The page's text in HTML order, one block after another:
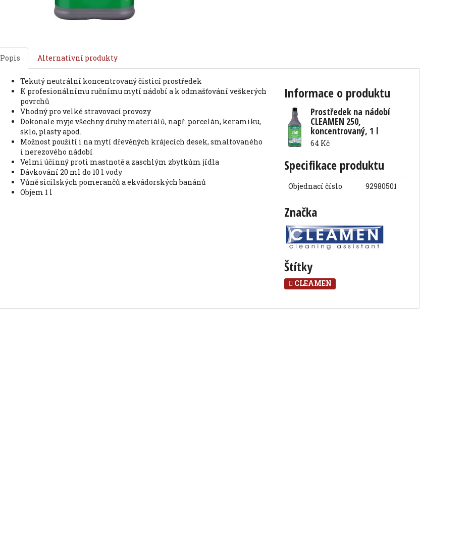
Popis Alternativní produkty
tekutý neutrální koncentrovaný čisticí prostředek
k profesionálnímu ručnímu mytí nádobí a k odmašťování veškerých
povrchů
vhodný pro velké stravovací provozy
dokonale myje všechny druhy materiálů, např. porcelán, keramiku,
sklo, plasty apod.
možnost použití i na mytí dřevěných krájecích desek, smaltovaného
i nerezového nádobí
velmi účinný proti mastnotě a zaschlým zbytkům jídla
dávkování 20 ml do 10 l vody
vůně sicilských pomerančů a ekvádorských banánů
objem 1 l
Informace o produktu
Prostředek na nádobí
CLEAMEN 250,
koncentrovaný, 1 l
64 Kč
Specifikace produktu
Objednací číslo 92980501
Značka
Štítky
CLEAMEN